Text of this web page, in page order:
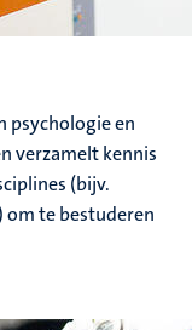
psychologie en
verzamelt kennis
(bijv.
om te bestuderen